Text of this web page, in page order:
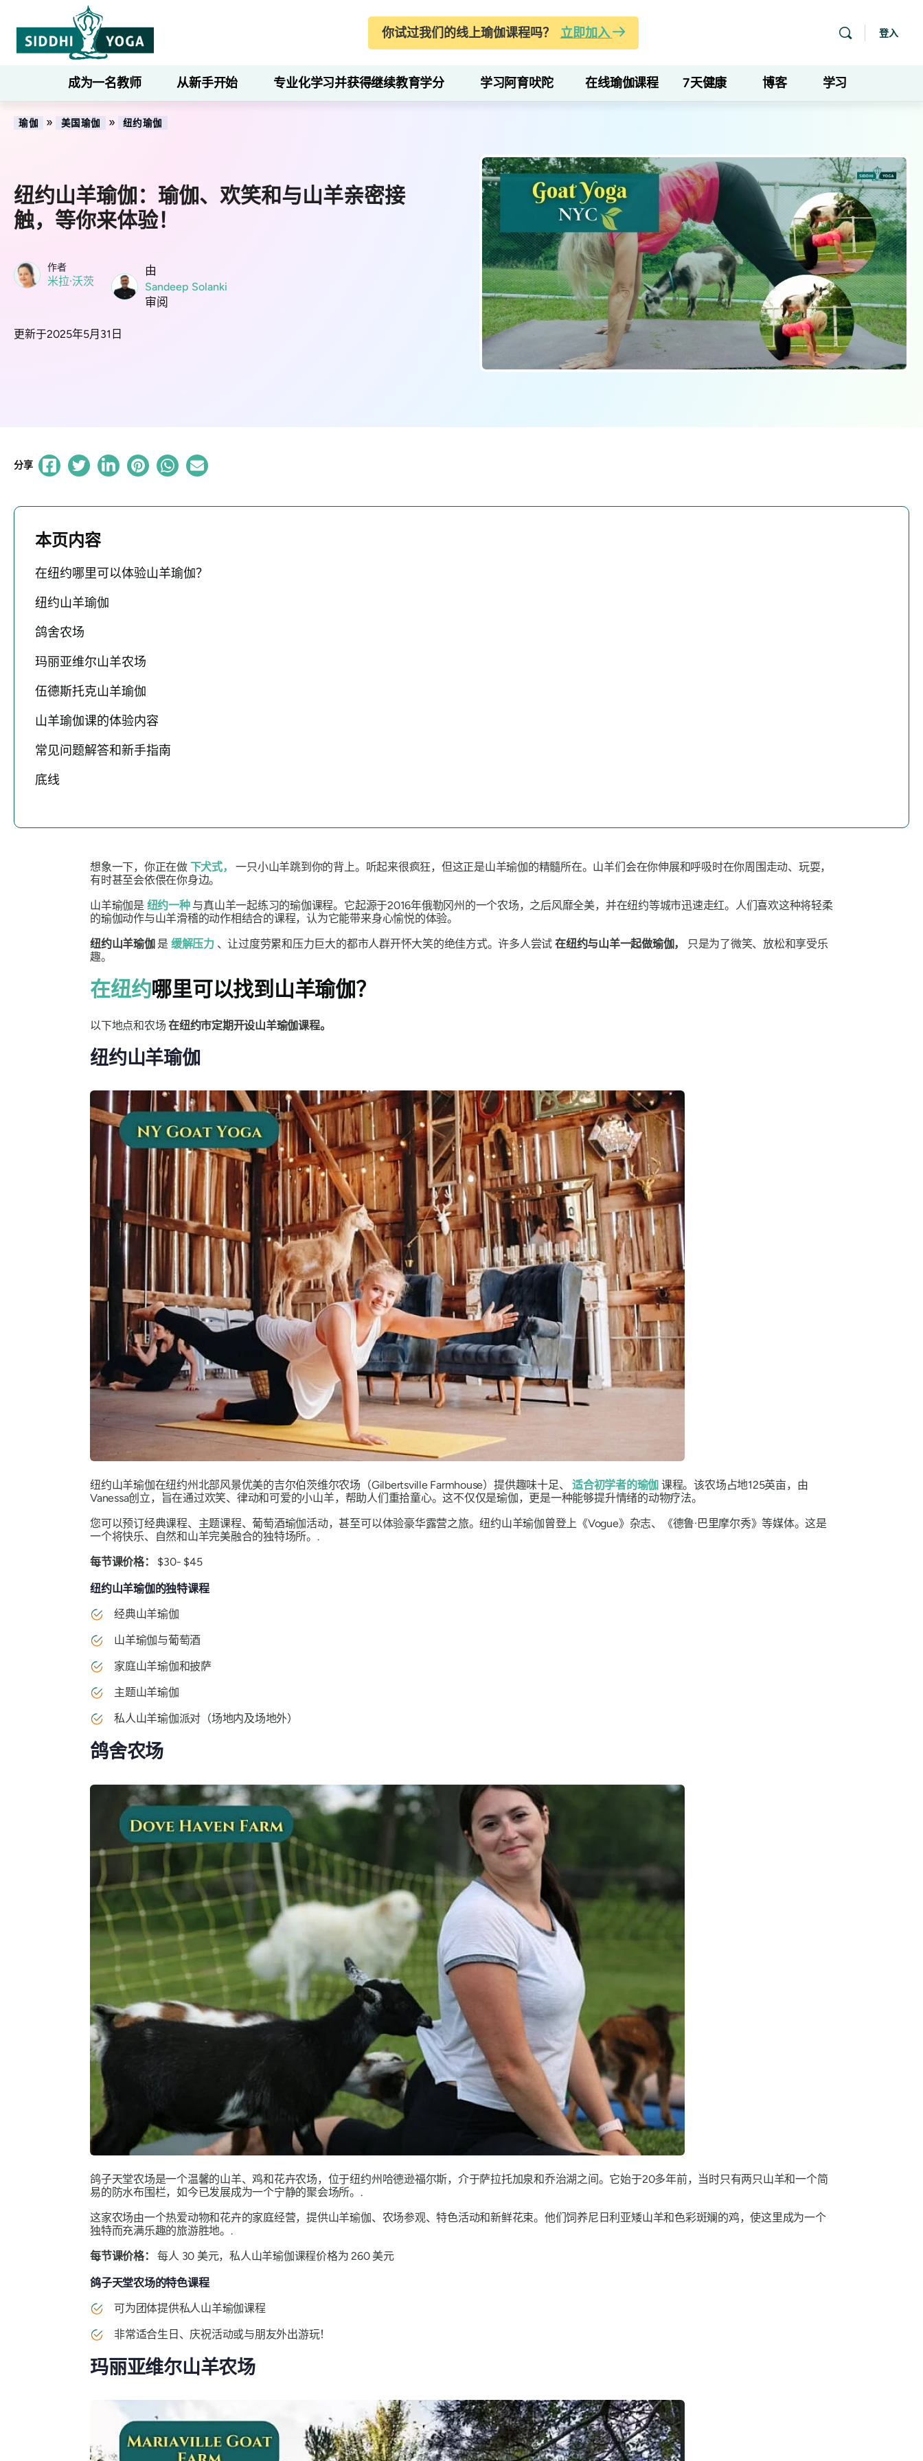
你试过我们的线上瑜伽课程吗？ 立即加入 登入
成为一名教师 从新手开始 专业化学习并获得继续教育学分 学习阿育吠陀 在线瑜伽课程 7天健康 博客 学习
瑜伽 » 美国瑜伽 » 纽约瑜伽
纽约山羊瑜伽：瑜伽、欢笑和与山羊亲密接
触，等你来体验！
作者
米拉·沃茨
由
Sandeep Solanki
审阅
更新于2025年5月31日
分享
本页内容
在纽约哪里可以体验山羊瑜伽？
纽约山羊瑜伽
鸽舍农场
玛丽亚维尔山羊农场
伍德斯托克山羊瑜伽
山羊瑜伽课的体验内容
常见问题解答和新手指南
底线
想象一下，你正在做 下犬式，
一只小山羊跳到你的背上。听起来很疯狂，但这正是山羊瑜伽的精髓所在。山羊们会在你伸展和呼吸时在你周围走动、玩耍，
有时甚至会依偎在你身边。
山羊瑜伽是 纽约一种与真山羊一起练习的瑜伽课程。它起源于2016年俄勒冈州的一个农场，之后风靡全美，并在纽约等城市迅速走红。人们喜欢这种将轻柔
的瑜伽动作与山羊滑稽的动作相结合的课程，认为它能带来身心愉悦的体验。
纽约山羊瑜伽是 缓解压力、让过度劳累和压力巨大的都市人群开怀大笑的绝佳方式。许多人尝试 在纽约与山羊一起做瑜伽，
只是为了微笑、放松和享受乐
趣。
在纽约哪里可以找到山羊瑜伽？
以下地点和农场在纽约市定期开设山羊瑜伽课程。
纽约山羊瑜伽
纽约山羊瑜伽在纽约州北部风景优美的吉尔伯茨维尔农场（Gilbertsville Farmhouse）提供趣味十足、适合初学者的瑜伽 课程。该农场占地125英亩，由
Vanessa创立，旨在通过欢笑、律动和可爱的小山羊，帮助人们重拾童心。这不仅仅是瑜伽，更是一种能够提升情绪的动物疗法。
您可以预订经典课程、主题课程、葡萄酒瑜伽活动，甚至可以体验豪华露营之旅。纽约山羊瑜伽曾登上《Vogue》杂志、《德鲁·巴里摩尔秀》等媒体。这是
一个将快乐、自然和山羊完美融合的独特场所。.
每节课价格：
$30- $45
纽约山羊瑜伽的独特课程
经典山羊瑜伽
山羊瑜伽与葡萄酒
家庭山羊瑜伽和披萨
主题山羊瑜伽
私人山羊瑜伽派对（场地内及场地外）
鸽舍农场
鸽子天堂农场是一个温馨的山羊、鸡和花卉农场，位于纽约州哈德逊福尔斯，介于萨拉托加泉和乔治湖之间。它始于20多年前，当时只有两只山羊和一个简
易的防水布围栏，如今已发展成为一个宁静的聚会场所。.
这家农场由一个热爱动物和花卉的家庭经营，提供山羊瑜伽、农场参观、特色活动和新鲜花束。他们饲养尼日利亚矮山羊和色彩斑斓的鸡，使这里成为一个
独特而充满乐趣的旅游胜地。.
每节课价格：
每人 30 美元，私人山羊瑜伽课程价格为 260 美元
鸽子天堂农场的特色课程
可为团体提供私人山羊瑜伽课程
非常适合生日、庆祝活动或与朋友外出游玩！
玛丽亚维尔山羊农场